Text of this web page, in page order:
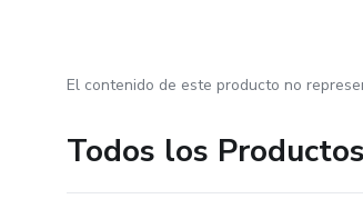
El contenido de este producto no
Todos los Productos